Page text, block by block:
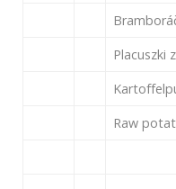
Placuszki
Raw